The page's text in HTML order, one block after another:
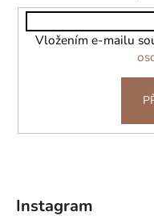
Vložením e-mailu
Instagram